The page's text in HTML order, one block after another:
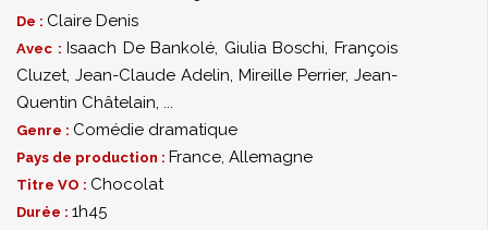
De : Claire Denis
Avec : Isaach De Bankolé, Giulia Boschi,François
Cluzet, Jean-Claude Adelin, Mireille Perrier, Jean-
Quentin Châtelain, ...
Genre : Comédie dramatique
Pays de production : France, Allemagne
Titre VO : Chocolat
Durée : 1h45